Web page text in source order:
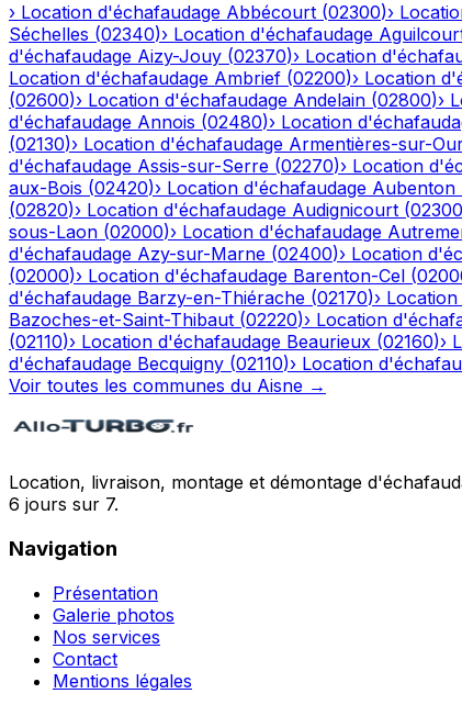
› Location d'échafaudage Abbécourt (02300)›
Séchelles (02340)› Location d'échafaudage
d'échafaudage Aizy-Jouy (02370)› Location
Location d'échafaudage Ambrief (02200)› Location
(02600)› Location d'échafaudage Andelain (02800)›
d'échafaudage Annois (02480)› Location
(02130)› Location d'échafaudage Armentières-sur-
d'échafaudage Assis-sur-Serre (02270)› Location
aux-Bois (02420)› Location d'échafaudage Aubenton
(02820)› Location d'échafaudage Audignicourt (02300
sous-Laon (02000)› Location d'échafaudage
d'échafaudage Azy-sur-Marne (02400)› Location
(02000)› Location d'échafaudage Barenton-Cel (
d'échafaudage Barzy-en-Thiérache (02170)›
Bazoches-et-Saint-Thibaut (02220)› Location
(02110)› Location d'échafaudage Beaurieux (02160)›
d'échafaudage Becquigny (02110)› Location
Voir toutes les communes du Aisne →
Location, livraison, montage et démontage
6 jours sur 7.
Navigation
Présentation
Galerie photos
Nos services
Contact
Mentions légales